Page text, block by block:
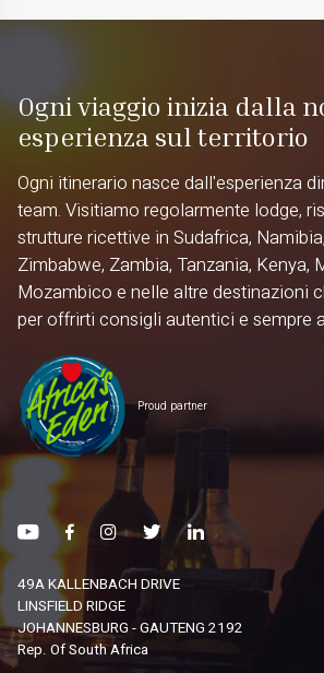
Ogni viaggio inizia dalla
esperienza sul territorio
Ogni itinerario nasce dall'esperienza
team. Visitiamo regolarmente lodge,
strutture ricettive in Sudafrica,
Zimbabwe, Zambia, Tanzania, Kenya,
Mozambico e nelle altre destinazioni
per offrirti consigli autentici e sempre
Proud partner
49A KALLENBACH DRIVE
LINSFIELD RIDGE
JOHANNESBURG - GAUTENG 2192
Rep. Of South Africa